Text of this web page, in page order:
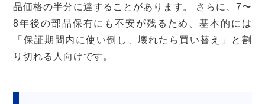
品価格の半分に達することがあります。 さらに、7〜
8年後の部品保有にも不安が残るため、基本的には
「保証期間内に使い倒し、壊れたら買い替え」と割
り切れる人向けです。